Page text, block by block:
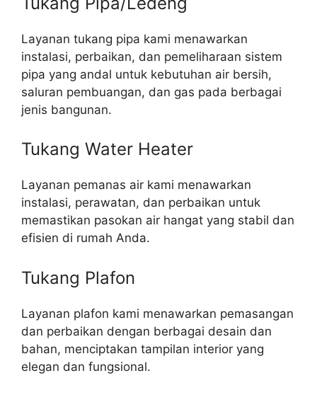
Layanan tukang pipa kami menawarkan
instalasi, perbaikan, dan pemeliharaan sistem
pipa yang andal untuk kebutuhan air bersih,
saluran pembuangan, dan gas pada berbagai
jenis bangunan.
Tukang Water Heater
Layanan pemanas air kami menawarkan
instalasi, perawatan, dan perbaikan untuk
memastikan pasokan air hangat yang stabil dan
efisien di rumah Anda.
Tukang Plafon
Layanan plafon kami menawarkan pemasangan
dan perbaikan dengan berbagai desain dan
bahan, menciptakan tampilan interior yang
elegan dan fungsional.